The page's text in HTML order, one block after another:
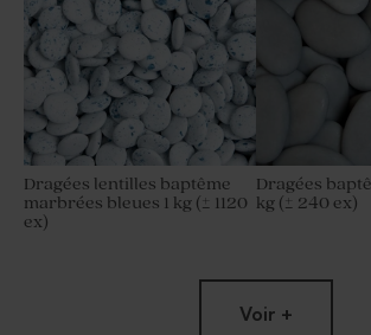
Dragées lentilles baptême
marbrées bleues 1 kg (± 1120
ex)
Dragées
kg (± 240 ex)
Voir +